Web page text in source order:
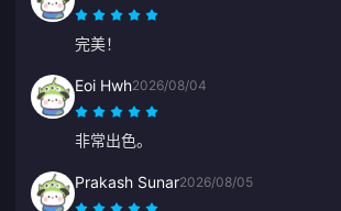
完美！
Eoi Hwh2026/08/04
非常出色。
Prakash Sunar2026/08/05